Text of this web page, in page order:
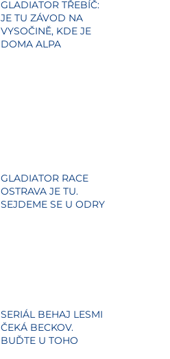
GLADIATOR TŘEBÍČ:
JE TU ZÁVOD NA
VYSOČINĚ, KDE JE
DOMA ALPA
GLADIATOR RACE
OSTRAVA JE TU.
SEJDEME SE U ODRY
SERIÁL BEHAJ LESMI
ČEKÁ BECKOV.
BUĎTE U TOHO